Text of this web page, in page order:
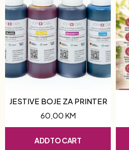
JESTIVE BOJE ZA PRINTER
60,00 KM
ADD TO CART